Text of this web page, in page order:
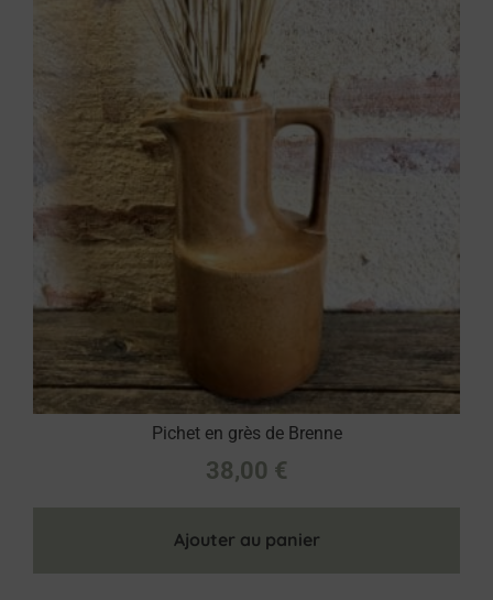
Pichet en grès de Brenne
38,00 €
Ajouter au panier